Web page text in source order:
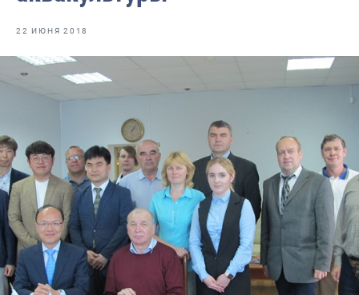
Отраслевые СМИ
Научно-практическая литература
Рыбоохрана России
Отрасль в цифрах
Инфографика
Большая африканская экспедиция
Укрепление духовно-нравственных ценностей
События в России и мире
22 ИЮНЯ 2018